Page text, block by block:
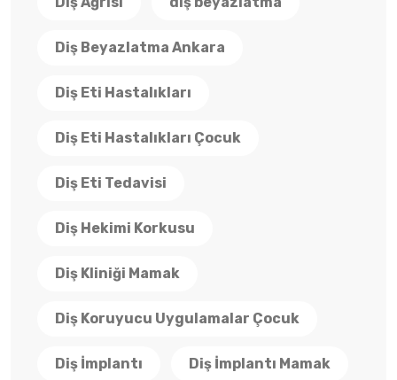
Diş Beyazlatma Ankara
Diş Eti Hastalıkları
Diş Eti Hastalıkları Çocuk
Diş Eti Tedavisi
Diş Hekimi Korkusu
Diş Kliniği Mamak
Diş Koruyucu Uygulamalar Çocuk
Diş İmplantı Diş İmplantı Mamak